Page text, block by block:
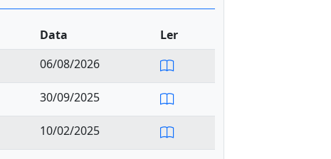
Data
Ler
06/08/2026
30/09/2025
10/02/2025